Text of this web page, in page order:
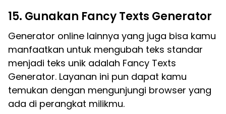
15. Gunakan Fancy Texts Generator
Generator online lainnya yang juga bisa kamu
manfaatkan untuk mengubah teks standar
menjadi teks unik adalah Fancy Texts
Generator. Layanan ini pun dapat kamu
temukan dengan mengunjungi browser yang
ada di perangkat milikmu.